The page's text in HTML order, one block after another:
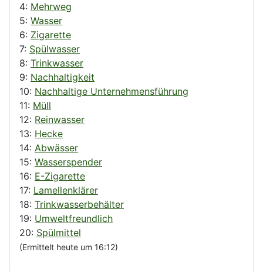
4: Mehrweg
5: Wasser
6: Zigarette
7: Spülwasser
8: Trinkwasser
9: Nachhaltigkeit
10: Nachhaltige Unternehmensführung
11: Müll
12: Reinwasser
13: Hecke
14: Abwässer
15: Wasserspender
16: E-Zigarette
17: Lamellenklärer
18: Trinkwasserbehälter
19: Umweltfreundlich
20: Spülmittel
(Ermittelt heute um 16:12)